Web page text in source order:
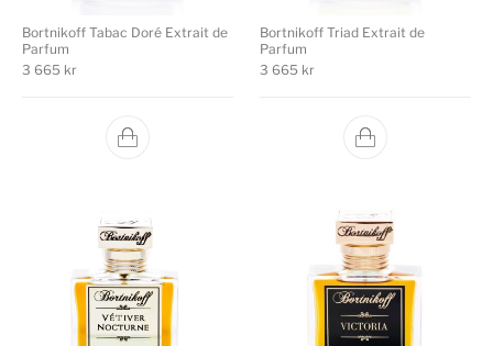
Bortnikoff Tabac Doré Extrait de
Parfum
3 665 kr
Bortnikoff Triad Extrait de
Parfum
3 665 kr